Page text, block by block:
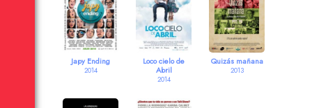
Japy Ending
2014
Loco cielo de
Abril
2014
Quizás mañana
2013